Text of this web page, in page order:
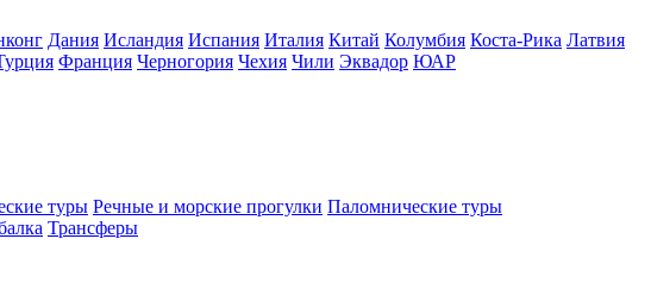
Дания Исландия Испания Италия Китай Колумбия Коста-Рика Латвия
Франция Черногория Чехия Чили Эквадор ЮАР
туры Речные и морские прогулки Паломнические туры
Трансферы